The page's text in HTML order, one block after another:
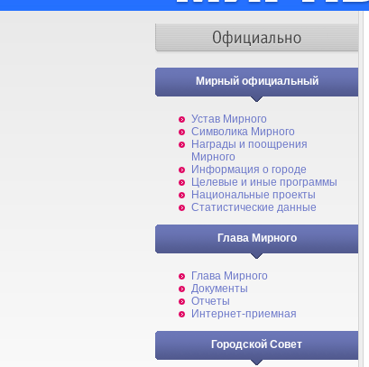
Мирный официальный
Устав Мирного
Символика Мирного
Награды и поощрения
Мирного
Информация о городе
Целевые и иные программы
Национальные проекты
Статистические данные
Глава Мирного
Глава Мирного
Документы
Отчеты
Интернет-приемная
Городской Совет